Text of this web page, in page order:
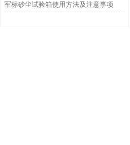
军标砂尘试验箱使用方法及注意事项